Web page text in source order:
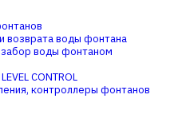
возврата воды фонтана
воды фонтаном
CONTROL
контроллеры фонтанов